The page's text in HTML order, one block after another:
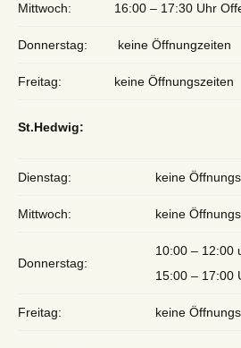
Mittwoch: 16:00 – 17:30 Uhr
Donnerstag: keine Öffnungzeiten
Freitag: keine Öffnungszeiten
St.Hedwig:
Dienstag: keine
Mittwoch: keine
Donnerstag:
10:00 – 12:00
15:00 – 17:00
Freitag: keine